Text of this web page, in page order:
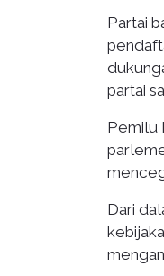
Partai
partai
Pemilu
Dari